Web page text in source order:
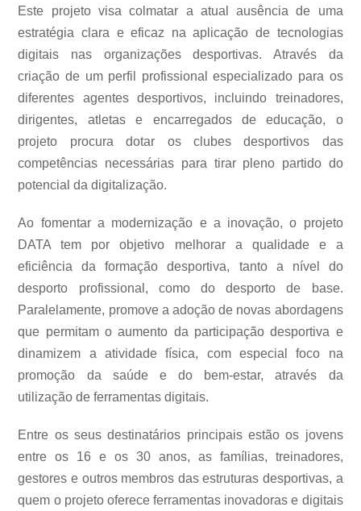
Este projeto visa colmatar a atual ausência de uma
estratégia clara e eficaz na aplicação de tecnologias
digitais nas organizações desportivas. Através da
criação de um perfil profissional especializado para os
diferentes agentes desportivos, incluindo treinadores,
dirigentes, atletas e encarregados de educação, o
projeto procura dotar os clubes desportivos das
competências necessárias para tirar pleno partido do
potencial da digitalização.
Ao fomentar a modernização e a inovação, o projeto
DATA tem por objetivo melhorar a qualidade e a
eficiência da formação desportiva, tanto a nível do
desporto profissional, como do desporto de base.
Paralelamente, promove a adoção de novas abordagens
que permitam o aumento da participação desportiva e
dinamizem a atividade física, com especial foco na
promoção da saúde e do bem-estar, através da
utilização de ferramentas digitais.
Entre os seus destinatários principais estão os jovens
entre os 16 e os 30 anos, as famílias, treinadores,
gestores e outros membros das estruturas desportivas, a
quem o projeto oferece ferramentas inovadoras e digitais